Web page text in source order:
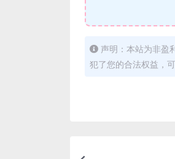
声明：本站为非盈
犯了您的合法权益，